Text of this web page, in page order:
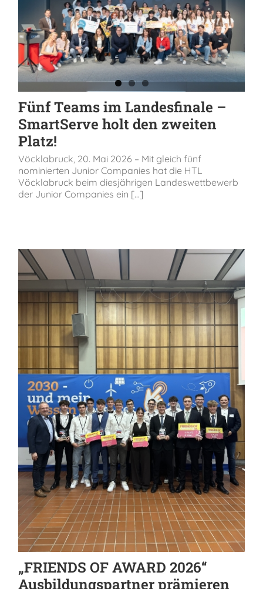
Fünf Teams im Landesfinale –
SmartServe holt den zweiten
Platz!
Vöcklabruck, 20. Mai 2026 – Mit gleich fünf
nominierten Junior Companies hat die HTL
Vöcklabruck beim diesjährigen Landeswettbewerb
der Junior Companies ein [...]
„FRIENDS OF AWARD 2026“
Ausbildungspartner prämieren